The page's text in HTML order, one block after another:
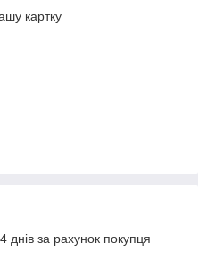
картку
за рахунок покупця